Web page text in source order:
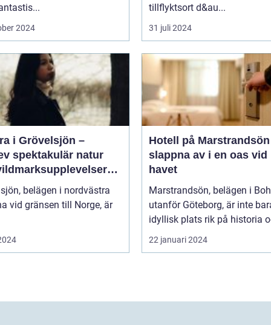
2024
tillflyktsort d&au...
31 juli 2024
i Grövelsjön –
spektakulär natur
håll
belägen i nordvästra
vid gränsen till Norge, är
Hotell på
slappna av i en oas vid
havet
Marstrandsön, belägen i
utanför Göteborg, är inte
idyllisk plats rik på historia
22 januari 2024